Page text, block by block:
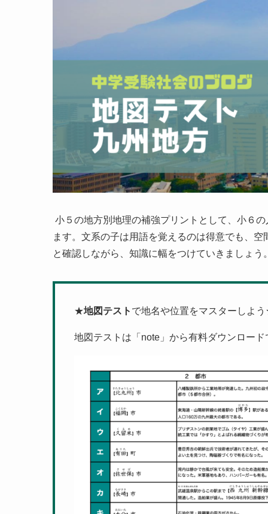
小５の地方別地理の補強プリントとして、小６
ます。文系の子は用語を覚えるのは得意でも、
と確認しながら、知識に幅をつけていきましょう
★地図テスト で地名や位置をマスターしよ
地図テストは「note」から有料ダウンロード